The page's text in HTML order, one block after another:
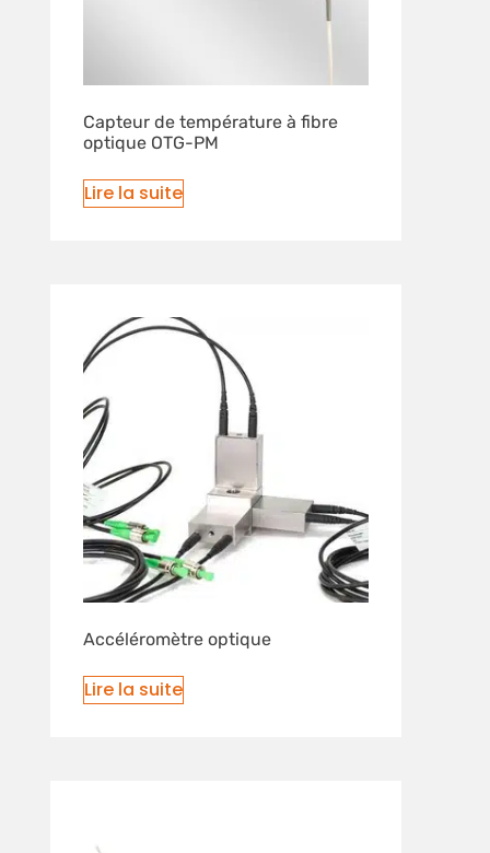
Capteur de température à fibre
optique OTG-PM
Lire la suite
Accéléromètre optique
Lire la suite